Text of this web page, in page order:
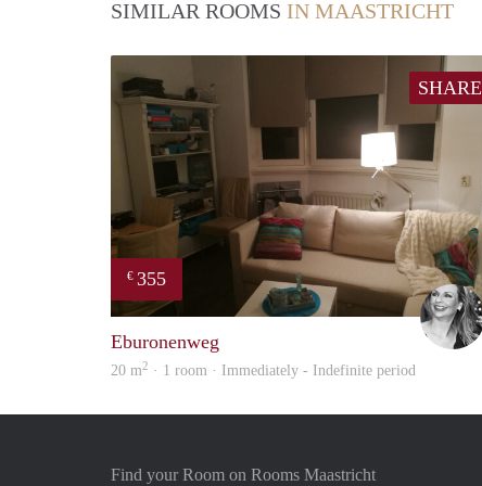
SIMILAR ROOMS IN MAASTRICHT
SHARE
€ 355
Eburonenweg
20 m2 · 1 room · Immediately - Indefinite period
Find your Room on Rooms Maastricht